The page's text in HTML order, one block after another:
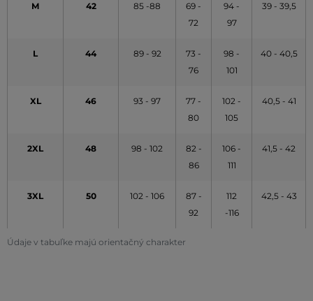
Údaje v tabuľke majú orientačný charakter
M 42 85 -88
69 -
72
94 -
97
39 - 39,5
L 44 89 - 92
73 -
76
98 -
101
40 - 40,5
XL 46 93 - 97
77 -
80
102 -
105
40,5 - 41
2XL 48 98 - 102
82 -
86
106 -
111
41,5 - 42
3XL 50 102 - 106
87 -
92
112
-116
42,5 - 43